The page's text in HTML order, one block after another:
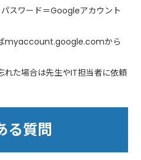
スワード＝Googleアカウント
myaccount.google.comから
れた場合は先生やIT担当者に依頼
る質問